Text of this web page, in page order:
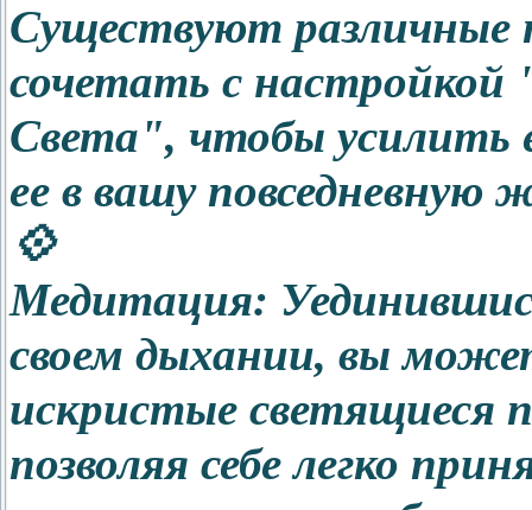
Существуют
сочетать с
Света", чтобы усилить
ее в вашу повседневную
💠
Медитация:
своем дыхании, вы
искристые светящиеся
позволяя себе легко